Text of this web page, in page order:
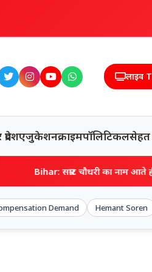
लाइव
एजुकेशनक्राइमपॉलिटिकलसेहत
चौधरी का नाम आते ही बोले- मत पूछिए…
Demand Hemant Soren